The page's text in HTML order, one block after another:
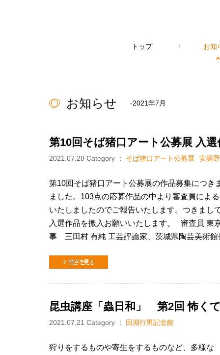
トップ / お知
お知らせ -2021年7月
第10回そば猪口アート公募展 入選
2021.07.28 Category ： そば猪口アート公募展 安曇
第10回そば猪口アート公募展の作品募集につき
ました。103点の応募作品の中より審査員によ
いたしましたのでご報告いたします。つきまし
入選作品を搬入お願いいたします。 審査員 東
事 三田村 有純 工芸評論家、茨城県陶芸美術
昆虫講座「蟲日和」 第2回 怖く
2021.07.21 Category ： 田淵行男記念館
狩りをするものや寄生をするものなど、多様な